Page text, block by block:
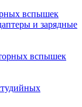
вспышек
и зарядные
вспышек